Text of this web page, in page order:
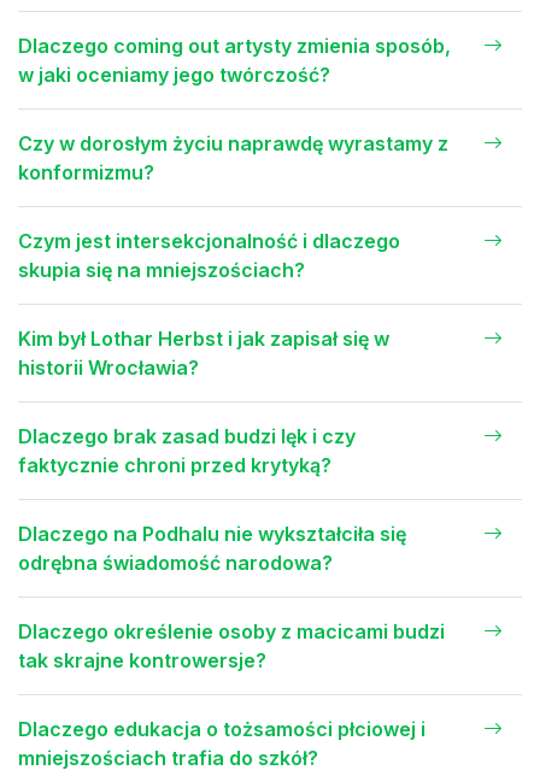
Dlaczego coming out artysty zmienia sposób,
w jaki oceniamy jego twórczość?
Czy w dorosłym życiu naprawdę wyrastamy z
konformizmu?
Czym jest intersekcjonalność i dlaczego
skupia się na mniejszościach?
Kim był Lothar Herbst i jak zapisał się w
historii Wrocławia?
Dlaczego brak zasad budzi lęk i czy
faktycznie chroni przed krytyką?
Dlaczego na Podhalu nie wykształciła się
odrębna świadomość narodowa?
Dlaczego określenie osoby z macicami budzi
tak skrajne kontrowersje?
Dlaczego edukacja o tożsamości płciowej i
mniejszościach trafia do szkół?